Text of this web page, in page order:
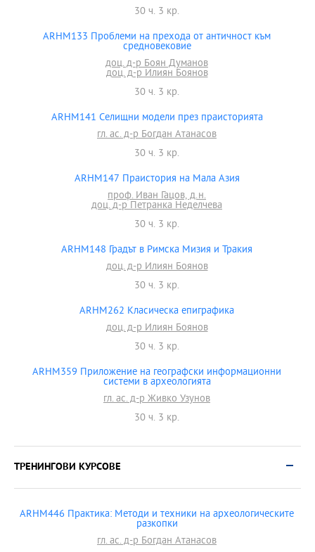
30 ч. 3 кр.
ARHM133 Проблеми на прехода от античност към
средновековие
доц. д-р Боян Думанов
доц. д-р Илиян Боянов
30 ч. 3 кр.
ARHM141 Селищни модели през праисторията
гл. ас. д-р Богдан Атанасов
30 ч. 3 кр.
ARHM147 Праистория на Мала Азия
проф. Иван Гацов, д.н.
доц. д-р Петранка Неделчева
30 ч. 3 кр.
ARHM148 Градът в Римска Мизия и Тракия
доц. д-р Илиян Боянов
30 ч. 3 кр.
ARHM262 Класическа епиграфика
доц. д-р Илиян Боянов
30 ч. 3 кр.
ARHM359 Приложение на географски информационни
системи в археологията
гл. ас. д-р Живко Узунов
30 ч. 3 кр.
ТРЕНИНГОВИ КУРСОВЕ
ARHM446 Практика: Методи и техники на археологическите
разкопки
гл. ас. д-р Богдан Атанасов